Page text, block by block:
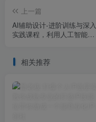
上一篇
AI辅助设计-进阶训练与深入
实践课程，利用人工智能辅
相关推荐